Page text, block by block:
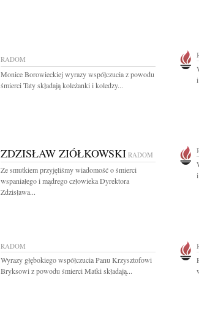
RADOM
Monice Borowieckiej wyrazy współczucia z powodu
śmierci Taty składają koleżanki i koledzy...
i
ZDZISŁAW ZIÓŁKOWSKI RADOM
Ze smutkiem przyjęliśmy wiadomość o śmierci
wspaniałego i mądrego człowieka Dyrektora
Zdzisława...
i
RADOM
Wyrazy głębokiego współczucia Panu Krzysztofowi
Bryksowi z powodu śmierci Matki składają...